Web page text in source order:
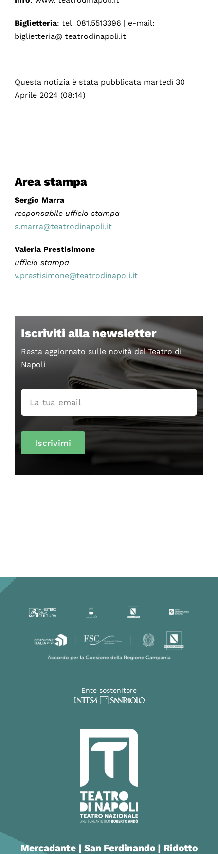
Biglietteria: tel. 081.5513396 | e-mail:
biglietteria@ teatrodinapoli.it
Questa notizia è stata pubblicata martedì 30
Aprile 2024 (08:14)
Area stampa
Sergio Marra
responsabile ufficio stampa
s.marra@teatrodinapoli.it
Valeria Prestisimone
ufficio stampa
v.prestisimone@teatrodinapoli.it
Iscriviti alla newsletter
Resta aggiornato sulle novità del Teatro di
Napoli
Iscrivimi
Ente sostenitore
Mercadante | San Ferdinando | Ridotto